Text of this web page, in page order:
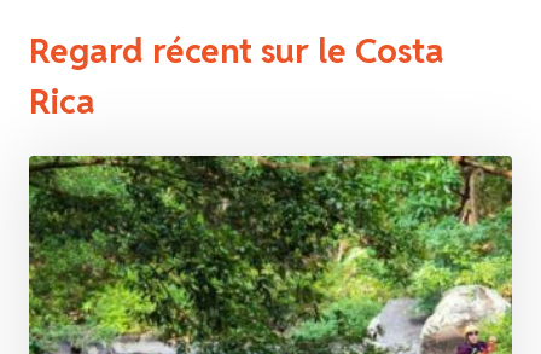
Regard récent sur le Costa
Rica